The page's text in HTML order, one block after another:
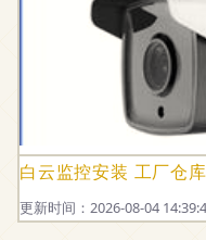
白云监控安装 工厂仓
更新时间：2026-08-04